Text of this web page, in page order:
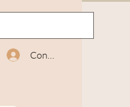
Connexion